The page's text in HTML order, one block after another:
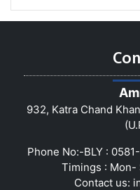
932, Katra Chand
Phone No:-BLY :
Timings : Mon-
Contact us: